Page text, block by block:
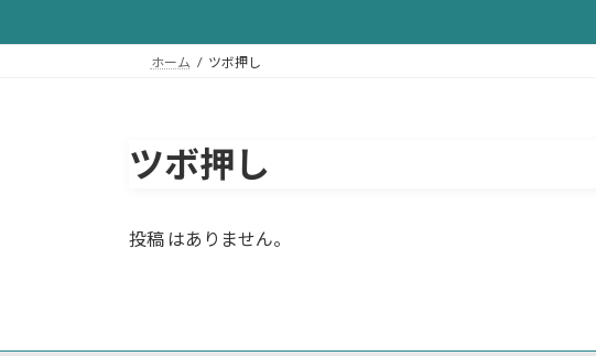
ホーム ツボ押し
ツボ押し
投稿 はありません。